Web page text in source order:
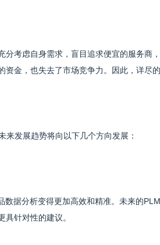
分考虑自身需求，盲目追求便宜的服务商
资金，也失去了市场竞争力。因此，详尽
来发展趋势将向以下几个方向发展：
数据分析变得更加高效和精准。未来的
具针对性的建议。